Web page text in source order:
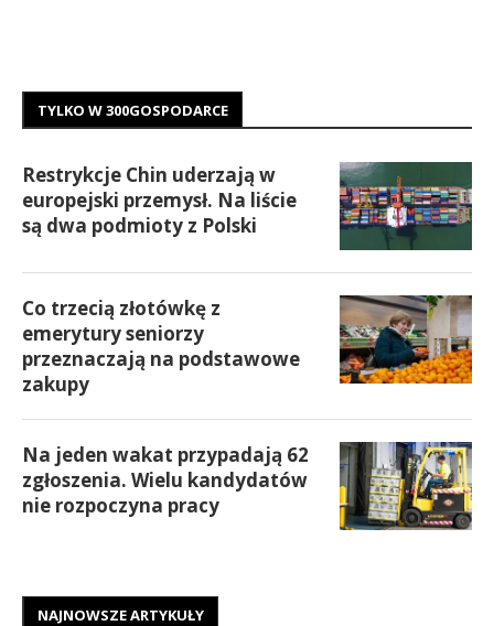
TYLKO W 300GOSPODARCE
Restrykcje Chin uderzają w
europejski przemysł. Na liście
są dwa podmioty z Polski
Co trzecią złotówkę z
emerytury seniorzy
przeznaczają na podstawowe
zakupy
Na jeden wakat przypadają 62
zgłoszenia. Wielu kandydatów
nie rozpoczyna pracy
NAJNOWSZE ARTYKUŁY